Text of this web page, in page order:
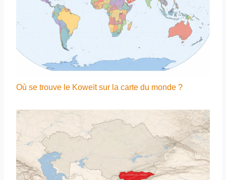
Où se trouve le Koweït sur la carte du monde ?